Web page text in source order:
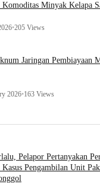
Komoditas Minyak Kelapa
•205 Views
Jaringan Pembiayaan
2026•163 Views
Pelapor Pertanyakan
Kasus Pengambilan Unit